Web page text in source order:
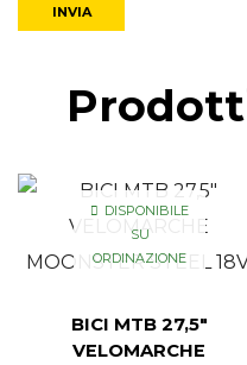
DISPONIBILE
SU
ORDINAZIONE
BICI MTB 27,5″
VELOMARCHE